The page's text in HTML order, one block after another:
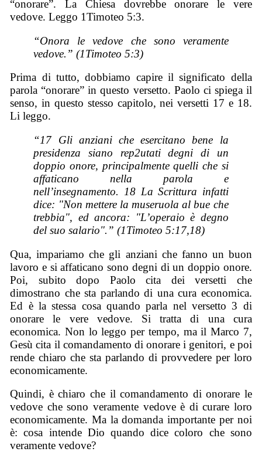
“onorare”. La Chiesa dovrebbe onorare le vere
vedove. Leggo 1Timoteo 5:3.
“Onora le vedove che sono veramente
vedove.” (1Timoteo 5:3)
Prima di tutto, dobbiamo capire il significato della
parola “onorare” in questo versetto. Paolo ci spiega il
senso, in questo stesso capitolo, nei versetti 17 e 18.
Li leggo.
“17 Gli anziani che esercitano bene la
presidenza siano rep2utati degni di un
doppio onore, principalmente quelli che si
affaticano nella parola e
nell’insegnamento. 18 La Scrittura infatti
dice: "Non mettere la museruola al bue che
trebbia", ed ancora: "L’operaio è degno
del suo salario".” (1Timoteo 5:17,18)
Qua, impariamo che gli anziani che fanno un buon
lavoro e si affaticano sono degni di un doppio onore.
Poi, subito dopo Paolo cita dei versetti che
dimostrano che sta parlando di una cura economica.
Ed è la stessa cosa quando parla nel versetto 3 di
onorare le vere vedove. Si tratta di una cura
economica. Non lo leggo per tempo, ma il Marco 7,
Gesù cita il comandamento di onorare i genitori, e poi
rende chiaro che sta parlando di provvedere per loro
economicamente.
Quindi, è chiaro che il comandamento di onorare le
vedove che sono veramente vedove è di curare loro
economicamente. Ma la domanda importante per noi
è: cosa intende Dio quando dice coloro che sono
veramente vedove?